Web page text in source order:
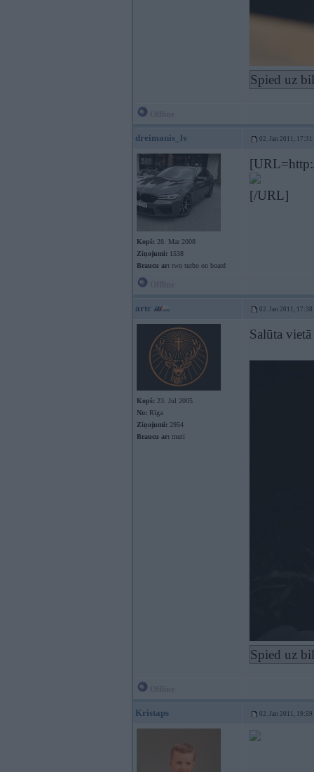
Spied uz
dreimanis_lv 02. Jan 2011, 17:31
Kopš: 28. Mar 2008
Ziņojumi: 1538
Braucu ar: two turbo on board
[/URL]
artc 02. Jan 2011, 17:38
Kopš: 23. Jul 2005
No: Rīga
Ziņojumi: 2954
Braucu ar: muti
Salūta vietā
Spied uz
Kristaps 02. Jan 2011, 19:59